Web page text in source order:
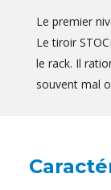
Le premier
Le tiroir
le rack. Il
souvent mal